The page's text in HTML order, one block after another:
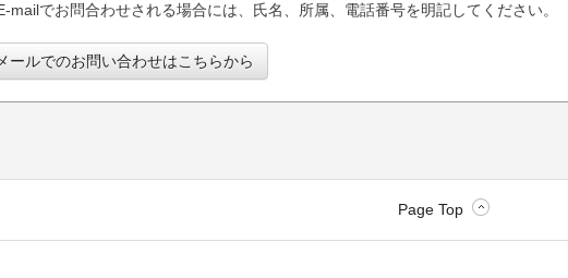
mailでお問合わせされる場合には、氏名、所属、電話番号を明記してください。
ールでのお問い合わせはこちらから
Page Top